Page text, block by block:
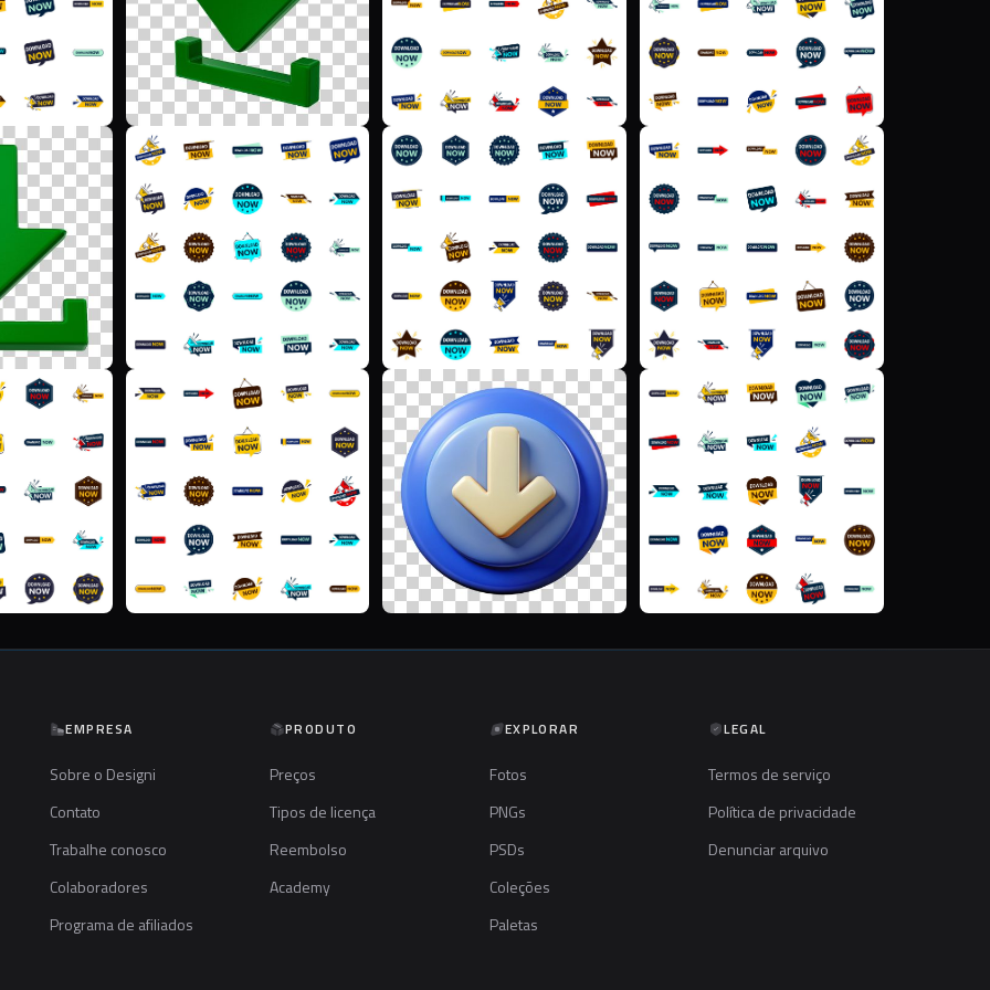
M F F F
F F P F
EMPRESA
Sobre o Designi
Contato
Trabalhe conosco
Colaboradores
Programa de afiliados
PRODUTO
Preços
Tipos de licença
Reembolso
Academy
EXPLORAR
Fotos
PNGs
PSDs
Coleções
Paletas
LEGAL
Termos de serviço
Política de privacidade
Denunciar arquivo